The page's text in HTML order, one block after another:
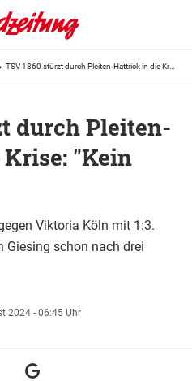
TSV 1860 stürzt durch Pleiten-Hattrick in die Krise: "Kein Pech mehr"
durch Pleiten-
"Kein
Viktoria Köln mit 1:3.
Giesing schon nach drei
2024 - 06:45 Uhr